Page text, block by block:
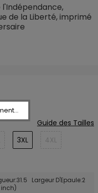
de la Liberté, imprimé
Guide des Tailles
3XL 4XL
Largeur D'Epaule:2
inch)